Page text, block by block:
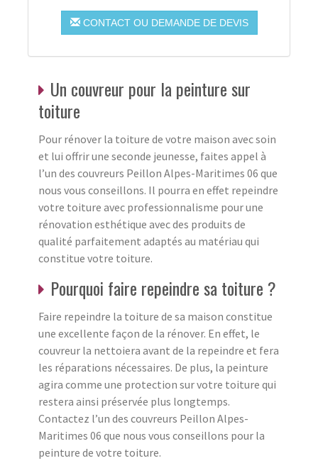
CONTACT OU DEMANDE DE DEVIS
Un couvreur pour la peinture sur
toiture
Pour rénover la toiture de votre maison avec soin
et lui offrir une seconde jeunesse, faites appel à
l’un des couvreurs Peillon Alpes-Maritimes 06 que
nous vous conseillons. Il pourra en effet repeindre
votre toiture avec professionnalisme pour une
rénovation esthétique avec des produits de
qualité parfaitement adaptés au matériau qui
constitue votre toiture.
Pourquoi faire repeindre sa toiture ?
Faire repeindre la toiture de sa maison constitue
une excellente façon de la rénover. En effet, le
couvreur la nettoiera avant de la repeindre et fera
les réparations nécessaires. De plus, la peinture
agira comme une protection sur votre toiture qui
restera ainsi préservée plus longtemps.
Contactez l’un des couvreurs Peillon Alpes-
Maritimes 06 que nous vous conseillons pour la
peinture de votre toiture.